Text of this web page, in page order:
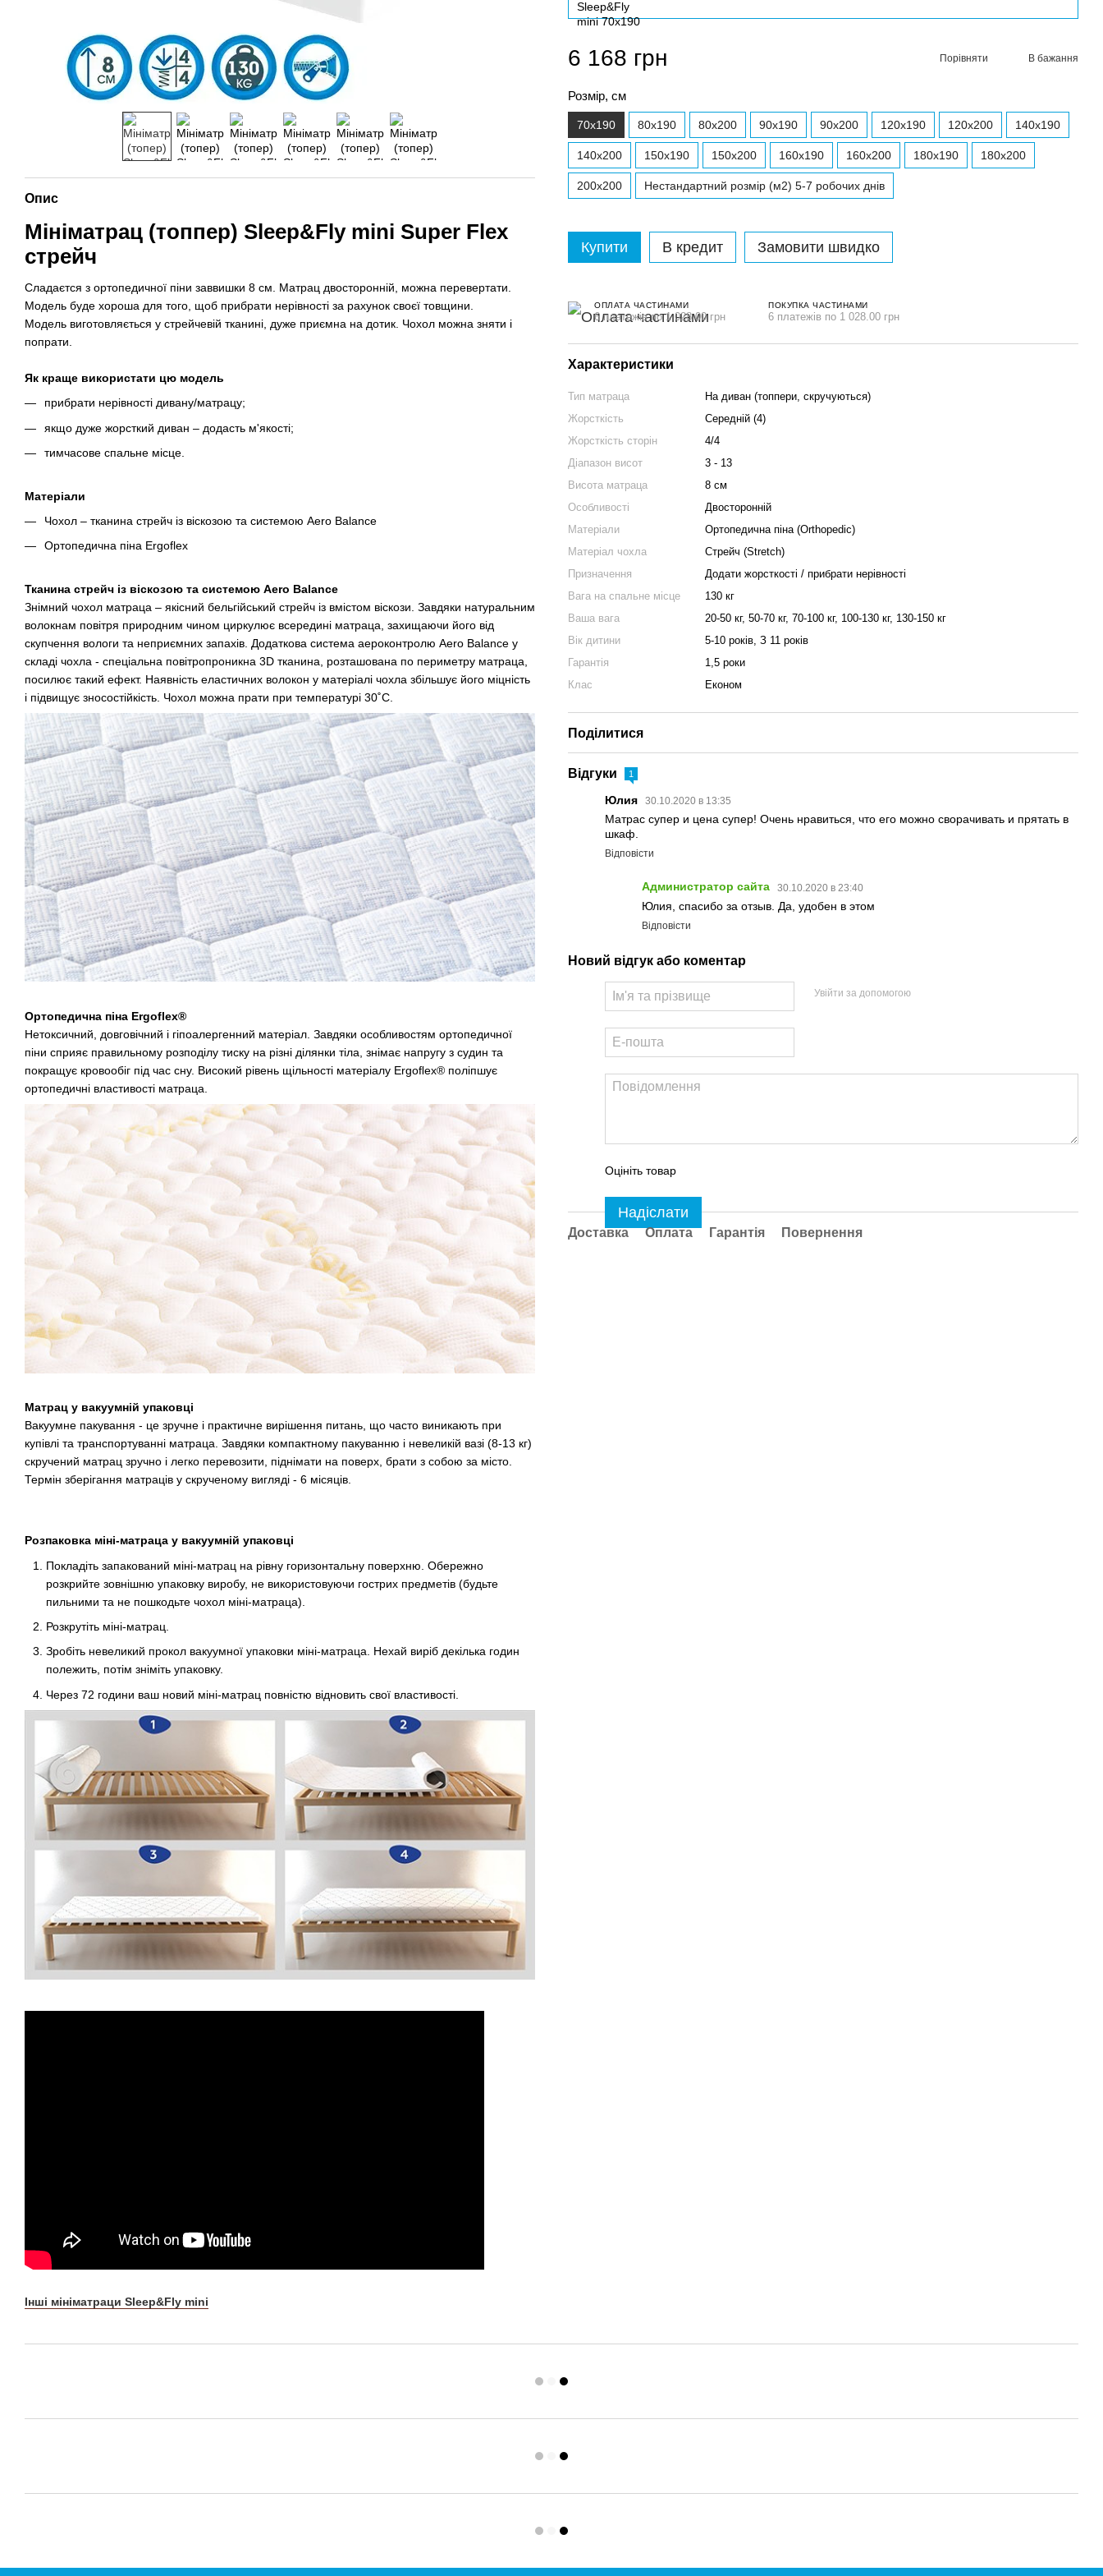
Опис
Мініматрац (топпер) Sleep&Fly mini Super Flex
стрейч
Сладаєтся з ортопедичної піни заввишки 8 см. Матрац двосторонній, можна перевертати.
Модель буде хороша для того, щоб прибрати нерівності за рахунок своєї товщини.
Модель виготовляється у стрейчевій тканині, дуже приємна на дотик. Чохол можна зняти і
попрати.
Як краще використати цю модель
прибрати нерівності дивану/матрацу;
якщо дуже жорсткий диван – додасть м'якості;
тимчасове спальне місце.
Матеріали
Чохол – тканина стрейч із віскозою та системою Aero Balance
Ортопедична піна Ergoflex
Тканина стрейч із віскозою та системою Aero Balance
Знімний чохол матраца – якісний бельгійський стрейч із вмістом віскози. Завдяки натуральним
волокнам повітря природним чином циркулює всередині матраца, захищаючи його від
скупчення вологи та неприємних запахів. Додаткова система аероконтролю Aero Balance у
складі чохла - спеціальна повітропроникна 3D тканина, розташована по периметру матраца,
посилює такий ефект. Наявність еластичних волокон у матеріалі чохла збільшує його міцність
і підвищує зносостійкість. Чохол можна прати при температурі 30˚С.
Ортопедична піна Ergoflex®
Нетоксичний, довговічний і гіпоалергенний матеріал. Завдяки особливостям ортопедичної
піни сприяє правильному розподілу тиску на різні ділянки тіла, знімає напругу з судин та
покращує кровообіг під час сну. Високий рівень щільності матеріалу Ergoﬂex® поліпшує
ортопедичні властивості матраца.
Матрац у вакуумній упаковці
Вакуумне пакування - це зручне і практичне вирішення питань, що часто виникають при
купівлі та транспортуванні матраца. Завдяки компактному пакуванню і невеликій вазі (8-13 кг)
скручений матрац зручно і легко перевозити, піднімати на поверх, брати з собою за місто.
Термін зберігання матраців у скрученому вигляді - 6 місяців.
Розпаковка міні-матраца у вакуумній упаковці
Покладіть запакований міні-матрац на рівну горизонтальну поверхню. Обережно
розкрийте зовнішню упаковку виробу, не використовуючи гострих предметів (будьте
пильними та не пошкодьте чохол міні-матраца).
Розкрутіть міні-матрац.
Зробіть невеликий прокол вакуумної упаковки міні-матраца. Нехай виріб декілька годин
полежить, потім зніміть упаковку.
Через 72 години ваш новий міні-матрац повністю відновить свої властивості.
Інші мініматраци Sleep&Fly mini
6 168 грн Порівняти В бажання
Розмір, см
70x190 80x190 80x200 90x190 90x200 120x190 120x200 140x190
140x200 150x190 150x200 160x190 160x200 180x190 180x200
200x200 Нестандартний розмір (м2) 5-7 робочих днів
Купити В кредит Замовити швидко
ОПЛАТА ЧАСТИНАМИ
6 платежів по 1 028.00 грн
ПОКУПКА ЧАСТИНАМИ
6 платежів по 1 028.00 грн
Характеристики
Тип матраца
На диван (топпери, скручуються)
Жорсткість
Середній (4)
Жорсткість сторін
4/4
Діапазон висот
3 - 13
Висота матраца
8 см
Особливості
Двосторонній
Матеріали
Ортопедична піна (Orthopedic)
Матеріал чохла
Стрейч (Stretch)
Призначення
Додати жорсткості / прибрати нерівності
Вага на спальне місце
130 кг
Ваша вага
20-50 кг, 50-70 кг, 70-100 кг, 100-130 кг, 130-150 кг
Вік дитини
5-10 років, З 11 років
Гарантія
1,5 роки
Клас
Економ
Поділитися
Відгуки 1
Юлия 30.10.2020 в 13:35
Матрас супер и цена супер! Очень нравиться, что его можно сворачивать и прятать в
шкаф.
Відповісти
Администратор сайта 30.10.2020 в 23:40
Юлия, спасибо за отзыв. Да, удобен в этом
Відповісти
Новий відгук або коментар
Увійти за допомогою
Оцініть товар
Надіслати
Доставка Оплата Гарантія Повернення